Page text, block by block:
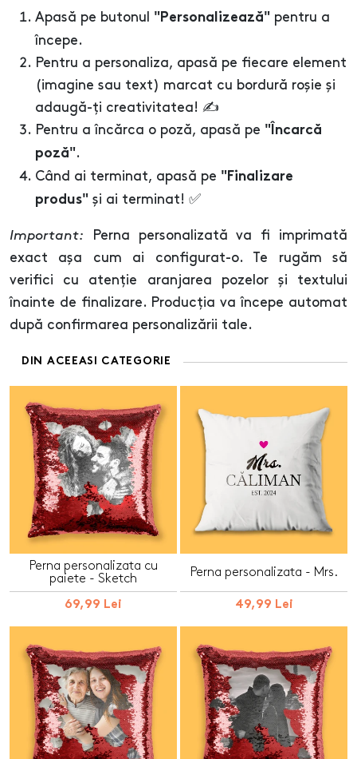
Apasă pe butonul "Personalizează" pentru a
începe.
Pentru a personaliza, apasă pe fiecare element
(imagine sau text) marcat cu bordură roșie și
adaugă-ți creativitatea! ✍️
Pentru a încărca o poză, apasă pe "Încarcă
poză".
Când ai terminat, apasă pe "Finalizare
produs" și ai terminat! ✅
Important: Perna personalizată va fi imprimată
exact așa cum ai configurat-o. Te rugăm să
verifici cu atenție aranjarea pozelor și textului
înainte de finalizare. Producția va începe automat
după confirmarea personalizării tale.
DIN ACEEASI CATEGORIE
Perna personalizata cu
paiete - Sketch
69,99 Lei
Perna personalizata - Mrs.
49,99 Lei